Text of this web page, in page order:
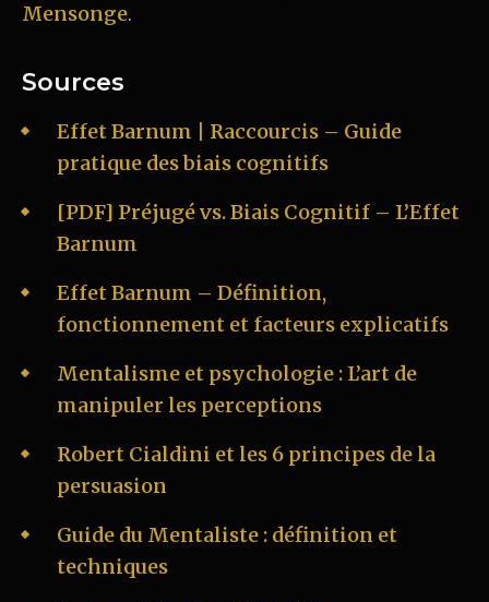
Mensonge.
Sources
Effet Barnum | Raccourcis – Guide
pratique des biais cognitifs
[PDF] Préjugé vs. Biais Cognitif – L’Effet
Barnum
Effet Barnum – Définition,
fonctionnement et facteurs explicatifs
Mentalisme et psychologie : L’art de
manipuler les perceptions
Robert Cialdini et les 6 principes de la
persuasion
Guide du Mentaliste : définition et
techniques